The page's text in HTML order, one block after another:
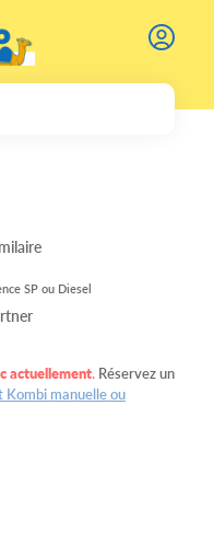
SP ou Diesel
actuellement. Réservez un
Kombi manuelle ou